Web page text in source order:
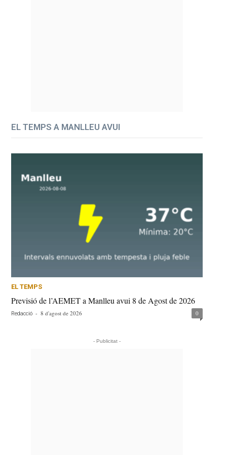
EL TEMPS A MANLLEU AVUI
EL TEMPS
Previsió de l’AEMET a Manlleu avui 8 de Agost de 2026
Redacció - 8 d'agost de 2026 0
- Publicitat -